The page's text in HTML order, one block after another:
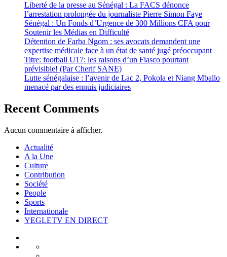
Liberté de la presse au Sénégal : La FACS dénonce
l’arrestation prolongée du journaliste Pierre Simon Faye
Sénégal : Un Fonds d’Urgence de 300 Millions CFA pour
Soutenir les Médias en Difficulté
Détention de Farba Ngom : ses avocats demandent une
expertise médicale face à un état de santé jugé préoccupant
Titre: football U17: les raisons d’un Fiasco pourtant
prévisible! (Par Cherif SANE)
Lutte sénégalaise : l’avenir de Lac 2, Pokola et Niang Mballo
menacé par des ennuis judiciaires
Recent Comments
Aucun commentaire à afficher.
Actualité
A la Une
Culture
Contribution
Société
People
Sports
Internationale
YEGLETV EN DIRECT